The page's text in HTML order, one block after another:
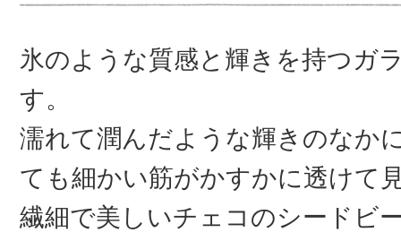
氷のような質感と輝きを持つガ
す。
濡れて潤んだような輝きのなか
ても細かい筋がかすかに透けて
繊細で美しいチェコのシードビ